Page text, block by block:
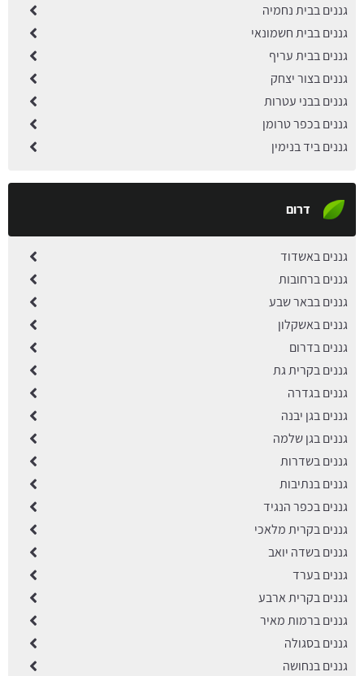
גננים בבית נחמיה
גננים בבית חשמונאי
גננים בבית עריף
גננים בצור יצחק
גננים בבני עטרות
גננים בכפר טרומן
גננים ביד בנימין
דרום
גננים באשדוד
גננים ברחובות
גננים בבאר שבע
גננים באשקלון
גננים בדרום
גננים בקרית גת
גננים בגדרה
גננים בגן יבנה
גננים בגן שלמה
גננים בשדרות
גננים בנתיבות
גננים בכפר הנגיד
גננים בקרית מלאכי
גננים בשדה יואב
גננים בערד
גננים בקרית ארבע
גננים ברמות מאיר
גננים בסגולה
גננים בנחושה